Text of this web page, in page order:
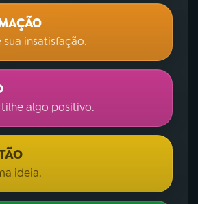
sua insatisfação.
algo positivo.
ideia.